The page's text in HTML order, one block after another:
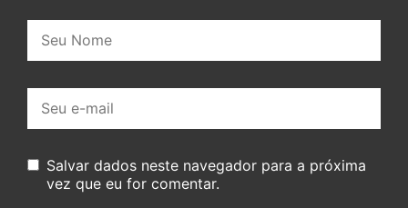
mail:
Salvar dados neste navegador para a próxima
vez que eu for comentar.